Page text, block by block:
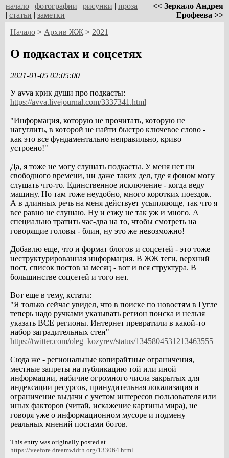
начало | фотографии | рисунки | проза
| статьи | заметки
<< Зеркало Андрея
Ерофеева >>
Начало > Архив ЖЖ > 2021
О подкастах и соцсетях
2021-01-05 02:05:00
У avva крик души про подкасты:
https://avva.livejournal.com/3337341.html
"Информация, которую не прочитать, которую не
нагуглить, в которой не найти быстро ключевое слово -
как это все фундаментально неправильно, криво
устроено!"
Да, я тоже не могу слушать подкасты. У меня нет ни
свободного времени, ни даже таких дел, где я фоном могу
слушать что-то. Единственное исключение - когда веду
машину. Но там тоже неудобно, много коротких поездок.
А в длинных речь на меня действует усыпляюще, так что я
все равно не слушаю. Ну и езжу не так уж и много. А
специально тратить час-два на то, чтобы смотреть на
говорящие головы - блин, ну это же невозможно!
Добавлю еще, что и формат блогов и соцсетей - это тоже
неструктурированная информация. В ЖЖ теги, верхний
пост, список постов за месяц - вот и вся структура. В
большинстве соцсетей и того нет.
Вот еще в тему, кстати:
"Я только сейчас увидел, что в поиске по новостям в Гугле
теперь надо ручками указывать регион поиска и нельзя
указать ВСЕ регионы. Интернет превратили в какой-то
набор заградительных стен"
https://twitter.com/oleg_kozyrev/status/1345804531213463555
Сюда же - региональные копирайтные ограничения,
местные запреты на публикацию той или иной
информации, набичие огромного числа закрытых для
индексации ресурсов, принудительная локализация и
ограничение выдачи с учетом интересов пользователя или
иных факторов (читай, искажение картины мира), не
говоря уже о информационном мусоре и подмену
реальных мнений постами ботов.
This entry was originally posted at
https://veefore.dreamwidth.org/133064.html